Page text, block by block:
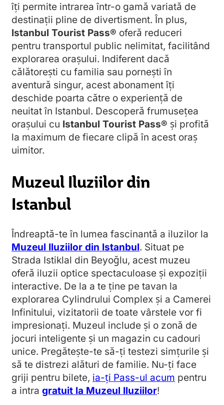
îți permite intrarea într-o gamă variată de
destinații pline de divertisment. În plus,
Istanbul Tourist Pass® oferă reduceri
pentru transportul public nelimitat, facilitând
explorarea orașului. Indiferent dacă
călătorești cu familia sau pornești în
aventură singur, acest abonament îți
deschide poarta către o experiență de
neuitat în Istanbul. Descoperă frumusețea
orașului cu Istanbul Tourist Pass® și profită
la maximum de fiecare clipă în acest oraș
uimitor.
Muzeul Iluziilor din
Istanbul
Îndreaptă-te în lumea fascinantă a iluzilor la
Muzeul Iluziilor din Istanbul. Situat pe
Strada Istiklal din Beyoğlu, acest muzeu
oferă iluzii optice spectaculoase și expoziții
interactive. De la a te ține pe tavan la
explorarea Cylindrului Complex și a Camerei
Infinitului, vizitatorii de toate vârstele vor fi
impresionați. Muzeul include și o zonă de
jocuri inteligente și un magazin cu cadouri
unice. Pregătește-te să-ți testezi simțurile și
să te distrezi alături de familie. Nu-ți face
griji pentru bilete, ia-ți Pass-ul acum pentru
a intra gratuit la Muzeul Iluziilor!